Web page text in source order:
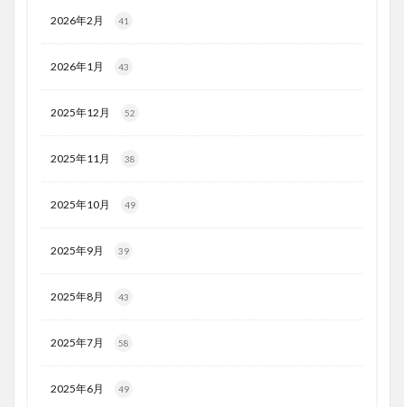
2026年2月 41
2026年1月 43
2025年12月 52
2025年11月 38
2025年10月 49
2025年9月 39
2025年8月 43
2025年7月 58
2025年6月 49